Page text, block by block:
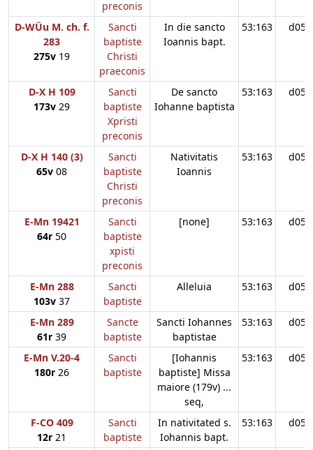
preconis
D-WÜu M. ch. f.
283
275v 19
Sancti
baptiste
Christi
praeconis
In die sancto
Ioannis bapt.
53:163 d05
D-X H 109
173v 29
Sancti
baptiste
Xpristi
preconis
De sancto
Iohanne baptista
53:163 d05
D-X H 140 (3)
65v 08
Sancti
baptiste
Christi
preconis
Nativitatis
Ioannis
53:163 d05
E-Mn 19421
64r 50
Sancti
baptiste
xpisti
preconis
[none] 53:163 d05
E-Mn 288
103v 37
Sancti
baptiste
Alleluia 53:163 d05
E-Mn 289
61r 39
Sancte
baptiste
Sancti Iohannes
baptistae
53:163 d05
E-Mn V.20-4
180r 26
Sancti
baptiste
[Iohannis
baptiste] Missa
maiore (179v) ...
seq,
53:163 d05
F-CO 409
12r 21
Sancti
baptiste
In nativitated s.
Iohannis bapt.
53:163 d05